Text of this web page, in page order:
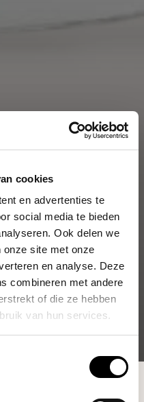
cookies
en advertenties te
social media te bieden
Ook delen we
onze site met onze
en analyse. Deze
combineren met andere
of die ze hebben
van hun services.